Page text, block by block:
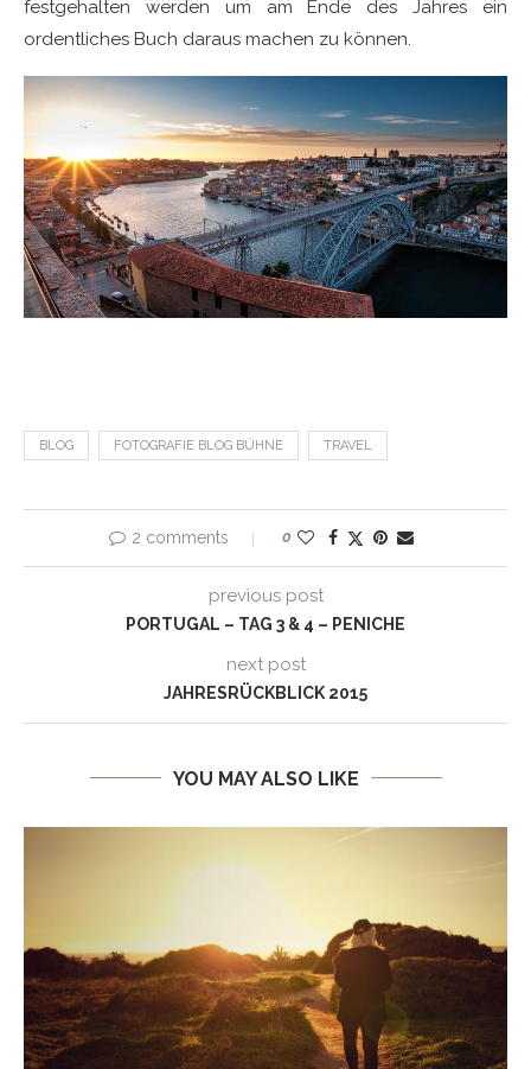
festgehalten werden um am Ende des Jahres ein
ordentliches Buch daraus machen zu können.
BLOG FOTOGRAFIE BLOG BÜHNE TRAVEL
2 comments 0
previous post
PORTUGAL – TAG 3 & 4 – PENICHE
next post
JAHRESRÜCKBLICK 2015
YOU MAY ALSO LIKE